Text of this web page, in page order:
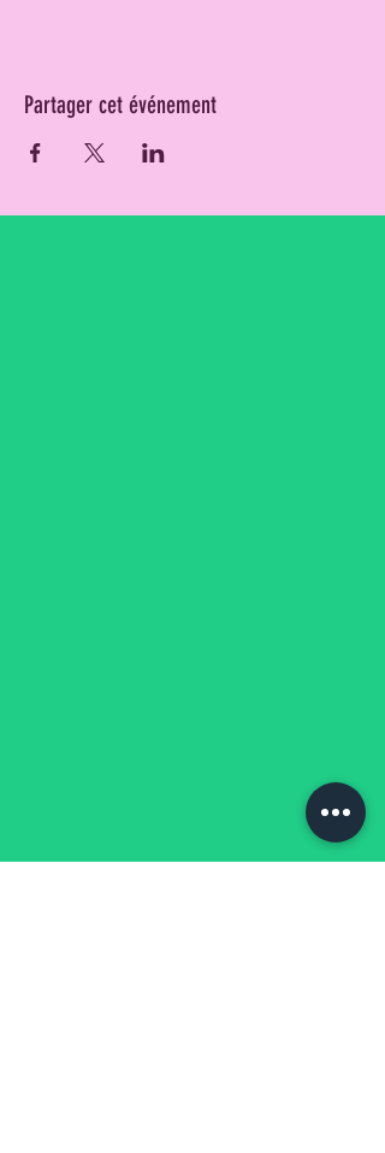
Partager cet événement